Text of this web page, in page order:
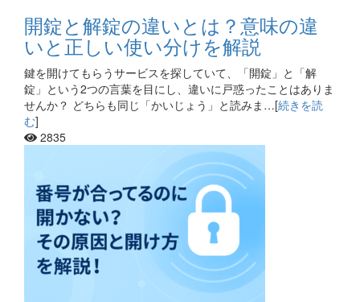
開錠と解錠の違いとは？意味の違
いと正しい使い分けを解説
鍵を開けてもらうサービスを探していて、「開錠」と「解
錠」という2つの言葉を目にし、違いに戸惑ったことはありま
せんか？ どちらも同じ「かいじょう」と読みま…[続きを読
む]
2835